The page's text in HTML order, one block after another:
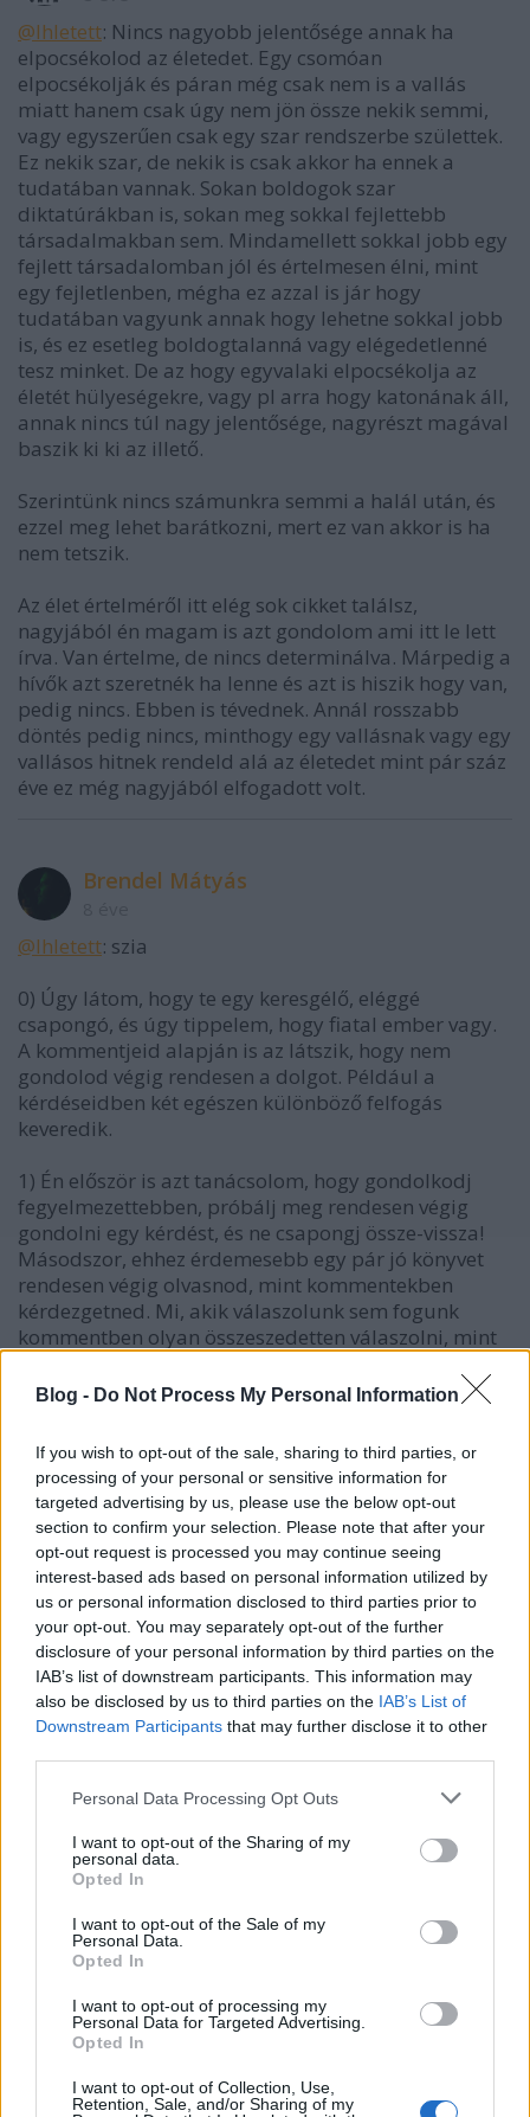
Blog - Do Not Process My Personal Information
If you wish to opt-out of the sale, sharing to third parties, or
processing of your personal or sensitive information for
targeted advertising by us, please use the below opt-out
section to confirm your selection. Please note that after your
opt-out request is processed you may continue seeing
interest-based ads based on personal information utilized by
us or personal information disclosed to third parties prior to
your opt-out. You may separately opt-out of the further
disclosure of your personal information by third parties on the
IAB’s list of downstream participants. This information may
also be disclosed by us to third parties on the IAB’s List of
Downstream Participants that may further disclose it to other
Please note that this website/app uses one or more Google
not limited to your visit or usage behaviour. You may click to
grant or deny consent to Google and its third-party tags to
use your data for below specified purposes in below Google
consent section.
Personal Data Processing Opt Outs
I want to opt-out of the Sharing of my
personal data.
Opted In
I want to opt-out of the Sale of my
Personal Data.
Opted In
I want to opt-out of processing my
Personal Data for Targeted Advertising.
Opted In
I want to opt-out of Collection, Use,
Retention, Sale, and/or Sharing of my
@Ihletett: Nincs nagyobb jelentősége annak ha
elpocsékolod az életedet. Egy csomóan
elpocsékolják és páran még csak nem is a vallás
miatt hanem csak úgy nem jön össze nekik semmi,
vagy egyszerűen csak egy szar rendszerbe születtek.
Ez nekik szar, de nekik is csak akkor ha ennek a
tudatában vannak. Sokan boldogok szar
diktatúrákban is, sokan meg sokkal fejlettebb
társadalmakban sem. Mindamellett sokkal jobb egy
fejlett társadalomban jól és értelmesen élni, mint
egy fejletlenben, mégha ez azzal is jár hogy
tudatában vagyunk annak hogy lehetne sokkal jobb
is, és ez esetleg boldogtalanná vagy elégedetlenné
tesz minket. De az hogy egyvalaki elpocsékolja az
életét hülyeségekre, vagy pl arra hogy katonának áll,
annak nincs túl nagy jelentősége, nagyrészt magával
baszik ki ki az illető.
Szerintünk nincs számunkra semmi a halál után, és
ezzel meg lehet barátkozni, mert ez van akkor is ha
nem tetszik.
Az élet értelméről itt elég sok cikket találsz,
nagyjából én magam is azt gondolom ami itt le lett
írva. Van értelme, de nincs determinálva. Márpedig a
hívők azt szeretnék ha lenne és azt is hiszik hogy van,
pedig nincs. Ebben is tévednek. Annál rosszabb
döntés pedig nincs, minthogy egy vallásnak vagy egy
vallásos hitnek rendeld alá az életedet mint pár száz
éve ez még nagyjából elfogadott volt.
Brendel Mátyás
@Ihletett: szia
0) Úgy látom, hogy te egy keresgélő, eléggé
csapongó, és úgy tippelem, hogy fiatal ember vagy.
A kommentjeid alapján is az látszik, hogy nem
gondolod végig rendesen a dolgot. Például a
kérdéseidben két egészen különböző felfogás
keveredik.
1) Én először is azt tanácsolom, hogy gondolkodj
fegyelmezettebben, próbálj meg rendesen végig
gondolni egy kérdést, és ne csapongj össze-vissza!
Másodszor, ehhez érdemesebb egy pár jó könyvet
rendesen végig olvasnod, mint kommentekben
kérdezgetned. Mi, akik válaszolunk sem fogunk
kommentben olyan összeszedetten válaszolni, mint
megszerkesztettek, olvasol végig. Te pedig mindjárt
de kérdezel. Mintha lusta lennél komolyabb,
hosszabb szöveget olvasni, és mintha inkább az
emberektől közvetlenül, párbeszédben akarnál
gyors válaszokat, gyors megnyugvást találni. Ez túl
olcsó, és nem fog menni. Mármint nem fogsz az
emberektől egy kommentben alapos választ kapni,
és nem fog az életedben sokáig segíteni, még ha
esetleg tetszett is a válasz, és jól hangzott. Nem
marad meg mélyen benned, mert nem dolgoztál
meg vele.
2) A második fontos dolog, és ez visszautal arra,
hogy a kommentjeidben volt két igen ellentétes
ismert érvre és kérdésre utal, az ún. Pascal
fogadására. Az idézet Pascaltól van (nem biztos,
hogy a te idézeted pontos idézet, de valami ilyesmit
írt.) Na most a Pascal fogadása az azért abból indul
embernek a szokásos elképzelése van. Azaz az
életben szeretne jól élni, nem akar szenvedni, és, ha
Pascal fogadása érvet teljesen felborítja az olyan
kérdés, hogy: "de hát mi is az élet értelme?" illetve,
mindegy?". Ha ugyanis ilyeneket kérdezel, az